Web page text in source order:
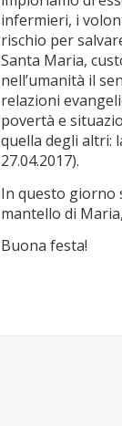
infermieri, i
rischio per
Santa Maria,
nell’umanità il
relazioni
povertà e
quella degli altri:
27.04.2017).
In questo giorno
mantello di
Buona festa!